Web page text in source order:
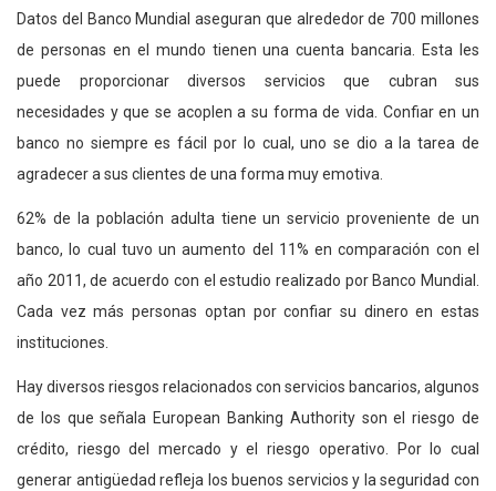
Datos del Banco Mundial aseguran que alrededor de 700 millones
de personas en el mundo tienen una cuenta bancaria. Esta les
puede proporcionar diversos servicios que cubran sus
necesidades y que se acoplen a su forma de vida. Confiar en un
banco no siempre es fácil por lo cual, uno se dio a la tarea de
agradecer a sus clientes de una forma muy emotiva.
62% de la población adulta tiene un servicio proveniente de un
banco, lo cual tuvo un aumento del 11% en comparación con el
año 2011, de acuerdo con el estudio realizado por Banco Mundial.
Cada vez más personas optan por confiar su dinero en estas
instituciones.
Hay diversos riesgos relacionados con servicios bancarios, algunos
de los que señala European Banking Authority son el riesgo de
crédito, riesgo del mercado y el riesgo operativo. Por lo cual
generar antigüedad refleja los buenos servicios y la seguridad con